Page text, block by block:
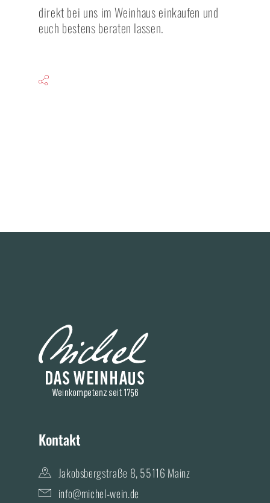
direkt bei uns im Weinhaus einkaufen und
euch bestens beraten lassen.
Kontakt
Jakobsbergstraße 8, 55116 Mainz
info@michel-wein.de